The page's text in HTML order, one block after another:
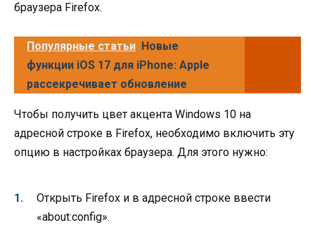
браузера Firefox.
Популярные статьи Новые
функции iOS 17 для iPhone: Apple
рассекречивает обновление
Чтобы получить цвет акцента Windows 10 на
адресной строке в Firefox, необходимо включить эту
опцию в настройках браузера. Для этого нужно:
Открыть Firefox и в адресной строке ввести
«about:config».